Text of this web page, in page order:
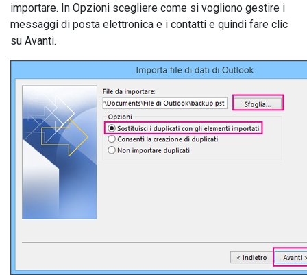
importare. In Opzioni scegliere come si vogliono gestire i
messaggi di posta elettronica e i contatti e quindi fare clic
su Avanti.